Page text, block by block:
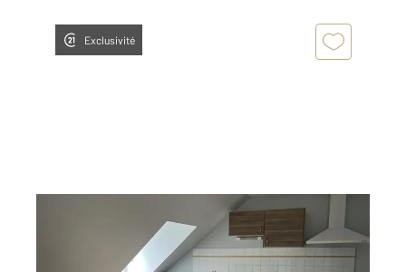
Exclusivité
, 3 pièces